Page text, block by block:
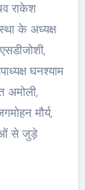
राकेश
के अध्यक्ष
घनश्याम
अमोली,
मौर्य,
से जुड़े